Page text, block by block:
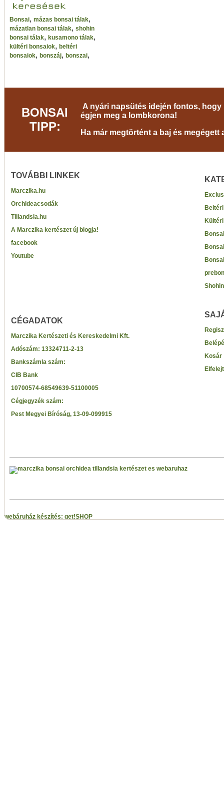
Bonsai, mázas bonsai tálak,
mázatlan bonsai tálak, shohin
bonsai tálak, kusamono tálak,
kültéri bonsaiok, beltéri
bonsaiok, bonszáj, bonszai,
BONSAI
TIPP:
A nyári napsütés idején fontos,
égjen meg a lombkorona!
Ha már megtörtént a baj és
TOVÁBBI LINKEK
Marczika.hu
Orchideacsodák
Tillandsia.hu
A Marczika kertészet új blogja!
facebook
Youtube
CÉGADATOK
Marczika Kertészeti és Kereskedelmi Kft.
Adószám: 13324711-2-13
Bankszámla szám:
CIB Bank
10700574-68549639-51100005
Cégjegyzék szám:
Pest Megyei Bíróság, 13-09-099915
Kosár
webáruház készítés: get!SHOP